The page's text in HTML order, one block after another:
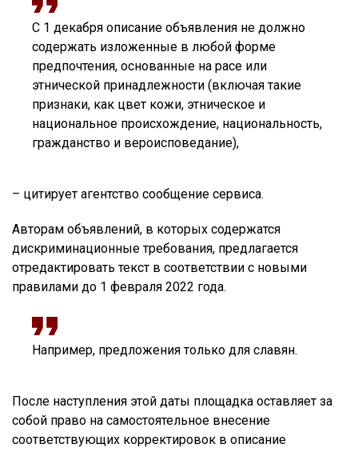
С 1 декабря описание объявления не должно
содержать изложенные в любой форме
предпочтения, основанные на расе или
этнической принадлежности (включая такие
признаки, как цвет кожи, этническое и
национальное происхождение, национальность,
гражданство и вероисповедание),
– цитирует агентство сообщение сервиса.
Авторам объявлений, в которых содержатся
дискриминационные требования, предлагается
отредактировать текст в соответствии с новыми
правилами до 1 февраля 2022 года.
Например, предложения только для славян.
После наступления этой даты площадка оставляет за
собой право на самостоятельное внесение
соответствующих корректировок в описание